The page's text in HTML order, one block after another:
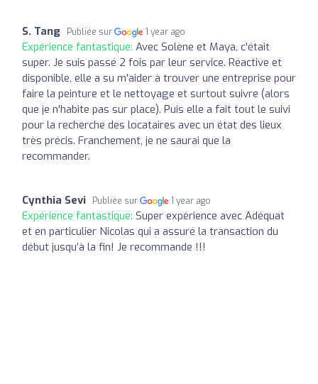
S. Tang Publiée sur 1 year ago
Expérience fantastique: Avec Solène et Maya, c'était
super. Je suis passé 2 fois par leur service. Réactive et
disponible, elle a su m'aider à trouver une entreprise pour
faire la peinture et le nettoyage et surtout suivre (alors
que je n'habite pas sur place). Puis elle a fait tout le suivi
pour la recherche des locataires avec un état des lieux
très précis. Franchement, je ne saurai que la
recommander.
Cynthia Sevi Publiée sur 1 year ago
Expérience fantastique: Super expérience avec Adéquat
et en particulier Nicolas qui a assuré la transaction du
début jusqu’à la fin! Je recommande !!!